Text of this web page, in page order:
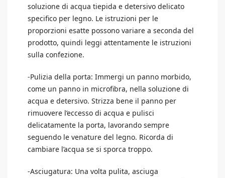
soluzione di acqua tiepida e detersivo delicato
specifico per legno. Le istruzioni per le
proporzioni esatte possono variare a seconda del
prodotto, quindi leggi attentamente le istruzioni
sulla confezione.
-Pulizia della porta: Immergi un panno morbido,
come un panno in microfibra, nella soluzione di
acqua e detersivo. Strizza bene il panno per
rimuovere l’eccesso di acqua e pulisci
delicatamente la porta, lavorando sempre
seguendo le venature del legno. Ricorda di
cambiare l’acqua se si sporca troppo.
-Asciugatura: Una volta pulita, asciuga